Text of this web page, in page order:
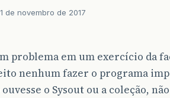
1 de novembro de 2017
problema em um exercício da
nenhum fazer o programa
ouvesse o Sysout ou a coleção,